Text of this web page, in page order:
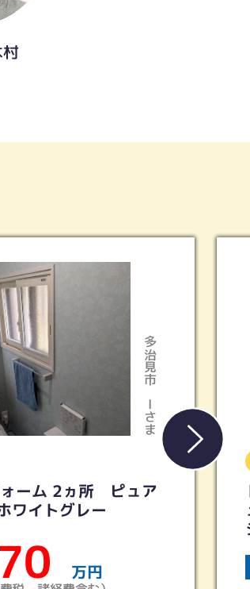
トイレリフォーム 【TOTO】
ュアレストQR ウォシュレッ
費用
約 40